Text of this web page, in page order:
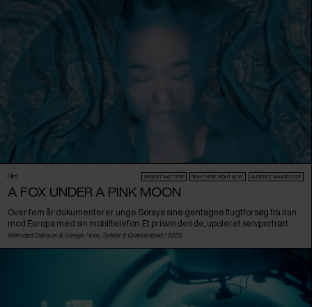
Film URGENT MATTERS RIGHT HERE, RIGHT NOW AUDIENCE AWARD 2026
A FOX UNDER A PINK MOON
Over fem år dokumenterer unge Soraya sine gentagne flugtforsøg fra Iran
mod Europa med sin mobiltelefon. Et prisvindende, upoleret selvportræt.
Mehrdad Oskouei & Soraya / Iran Tyrkiet& Grækenland/ 2025